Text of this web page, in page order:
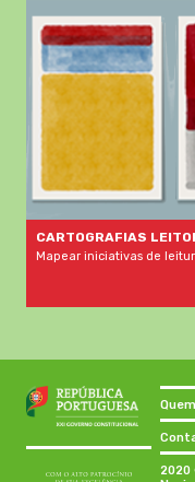
CARTOGRAFIAS
Mapear iniciativas de
2020